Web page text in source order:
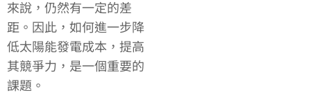
來說，仍然有一定的差
距。因此，如何進一步降
低太陽能發電成本，提高
其競爭力，是一個重要的
課題。